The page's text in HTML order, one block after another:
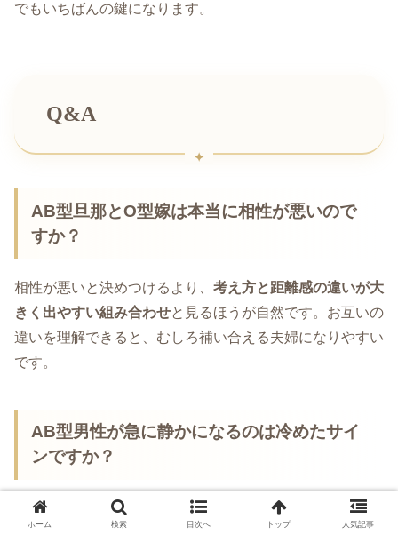
でもいちばんの鍵になります。
Q&A
AB型旦那とO型嫁は本当に相性が悪いので
すか？
相性が悪いと決めつけるより、 考え方と距離感の違いが大
きく出やすい組み合わせと見るほうが自然です。お互いの
違いを理解できると、むしろ補い合える夫婦になりやすい
です。
AB型男性が急に静かになるのは冷めたサイ
ンですか？
必ずしもそうではありません。AB型男性は、疲れている
ホーム 検索 目次へ トップ 人気記事